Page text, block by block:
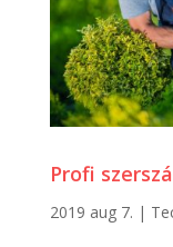
Profi
2019 aug 7. |